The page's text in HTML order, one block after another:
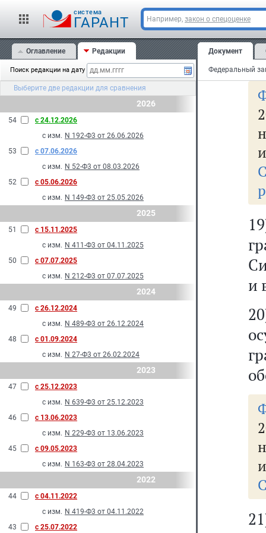
cистема
ГАРАНТ Например, закон о спецоценке
Оглавление Редакции
Поиск редакции на дату
Выберите две редакции для сравнения
2026
54
с 24.12.2026
с изм. N 192-Ф3 от 26.06.2026
53
с 07.06.2026
с изм. N 52-Ф3 от 08.03.2026
52
с 05.06.2026
с изм. N 149-Ф3 от 25.05.2026
2025
51
с 15.11.2025
с изм. N 411-Ф3 от 04.11.2025
50
с 07.07.2025
с изм. N 212-Ф3 от 07.07.2025
2024
49
с 26.12.2024
с изм. N 489-Ф3 от 26.12.2024
48
с 01.09.2024
с изм. N 27-Ф3 от 26.02.2024
2023
47
с 25.12.2023
с изм. N 639-Ф3 от 25.12.2023
46
с 13.06.2023
с изм. N 229-Ф3 от 13.06.2023
45
с 09.05.2023
с изм. N 163-Ф3 от 28.04.2023
2022
44
с 04.11.2022
с изм. N 419-Ф3 от 04.11.2022
43
с 25.07.2022
Документ
и